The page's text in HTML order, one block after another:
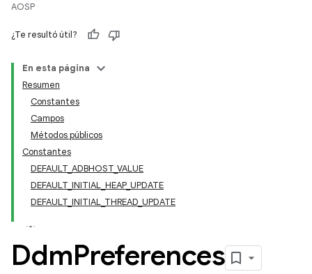
AOSP
¿Te resultó útil?
En esta página
Resumen
Constantes
Campos
Métodos públicos
Constantes
DEFAULT_ADBHOST_VALUE
DEFAULT_INITIAL_HEAP_UPDATE
DEFAULT_INITIAL_THREAD_UPDATE
DdmPreferences